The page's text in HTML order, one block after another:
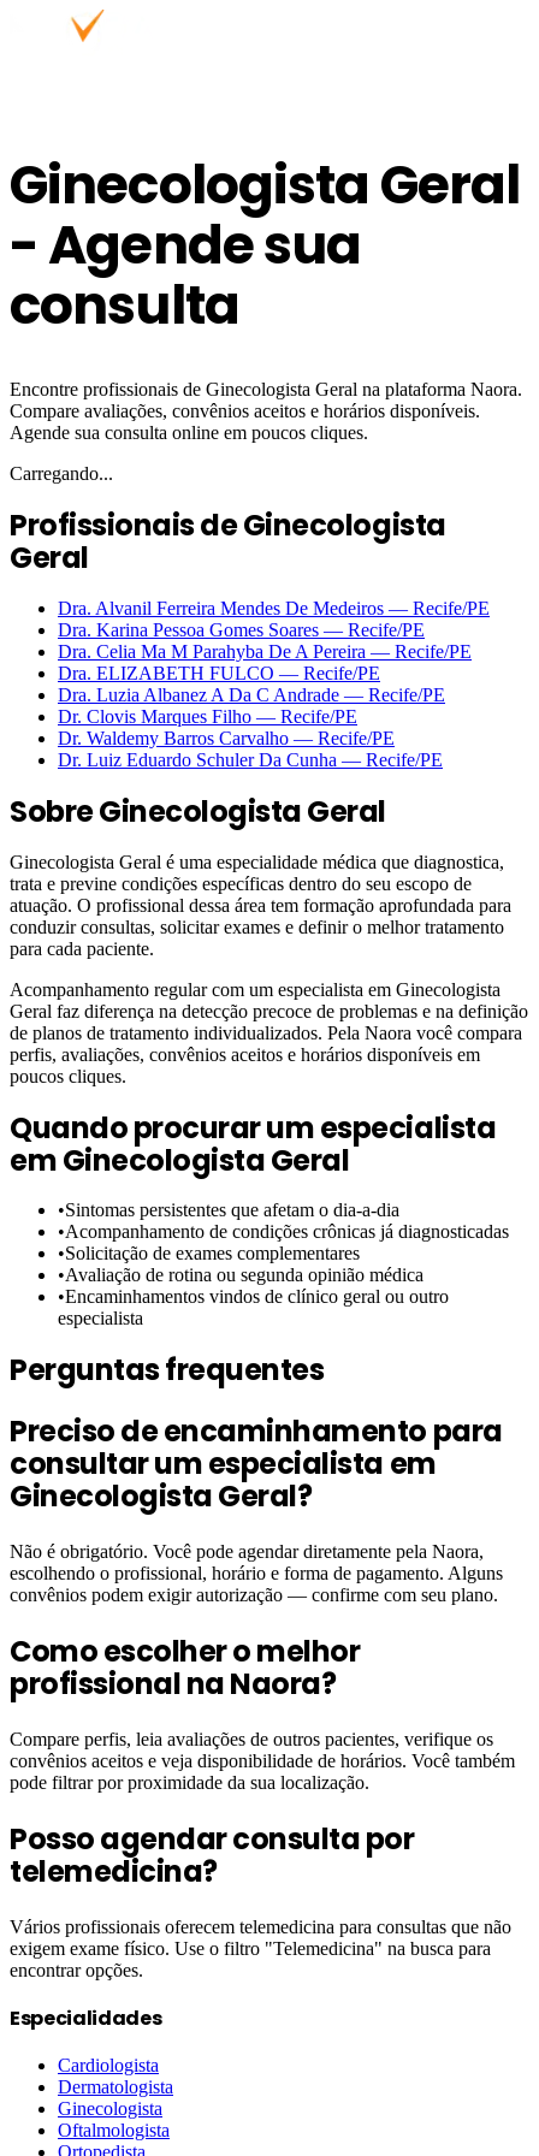
Ginecologista Geral
- Agende sua
consulta
Encontre profissionais de Ginecologista Geral na plataforma Naora.
Compare avaliações, convênios aceitos e horários disponíveis.
Agende sua consulta online em poucos cliques.
Carregando...
Profissionais de Ginecologista
Geral
Dra. Alvanil Ferreira Mendes De Medeiros — Recife/PE
Dra. Karina Pessoa Gomes Soares — Recife/PE
Dra. Celia Ma M Parahyba De A Pereira — Recife/PE
Dra. ELIZABETH FULCO — Recife/PE
Dra. Luzia Albanez A Da C Andrade — Recife/PE
Dr. Clovis Marques Filho — Recife/PE
Dr. Waldemy Barros Carvalho — Recife/PE
Dr. Luiz Eduardo Schuler Da Cunha — Recife/PE
SobreGinecologista Geral
Ginecologista Geral é uma especialidade médica que diagnostica,
trata e previne condições específicas dentro do seu escopo de
atuação. O profissional dessa área tem formação aprofundada para
conduzir consultas, solicitar exames e definir o melhor tratamento
para cada paciente.
Acompanhamento regular com um especialista em Ginecologista
Geral faz diferença na detecção precoce de problemas e na definição
de planos de tratamento individualizados. Pela Naora você compara
perfis, avaliações, convênios aceitos e horários disponíveis em
poucos cliques.
Quando procurar um especialista
emGinecologista Geral
•Sintomas persistentes que afetam o dia-a-dia
•Acompanhamento de condições crônicas já diagnosticadas
•Solicitação de exames complementares
•Avaliação de rotina ou segunda opinião médica
•Encaminhamentos vindos de clínico geral ou outro
especialista
Perguntas frequentes
Preciso de encaminhamento para
consultar um especialista em
Ginecologista Geral?
Não é obrigatório. Você pode agendar diretamente pela Naora,
escolhendo o profissional, horário e forma de pagamento. Alguns
convênios podem exigir autorização — confirme com seu plano.
Como escolher o melhor
profissional na Naora?
Compare perfis, leia avaliações de outros pacientes, verifique os
convênios aceitos e veja disponibilidade de horários. Você também
pode filtrar por proximidade da sua localização.
Posso agendar consulta por
telemedicina?
Vários profissionais oferecem telemedicina para consultas que não
exigem exame físico. Use o filtro "Telemedicina" na busca para
encontrar opções.
Especialidades
Cardiologista
Dermatologista
Ginecologista
Oftalmologista
Ortopedista